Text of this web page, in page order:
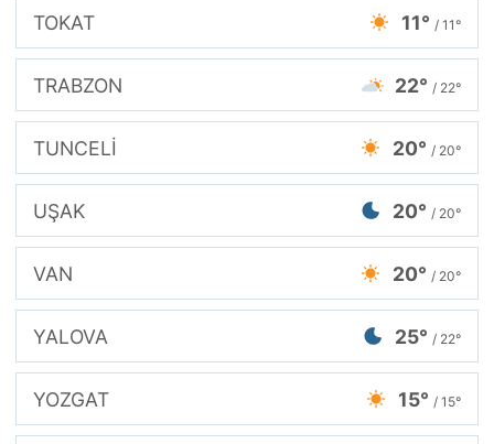
TOKAT 11° / 11°
TRABZON 22° / 22°
TUNCELİ 20° / 20°
UŞAK 20° / 20°
VAN 20° / 20°
YALOVA 25° / 22°
YOZGAT 15° / 15°